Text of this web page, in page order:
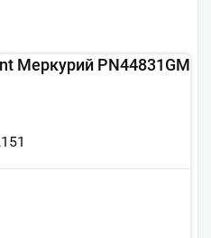
Меркурий PN44831GM